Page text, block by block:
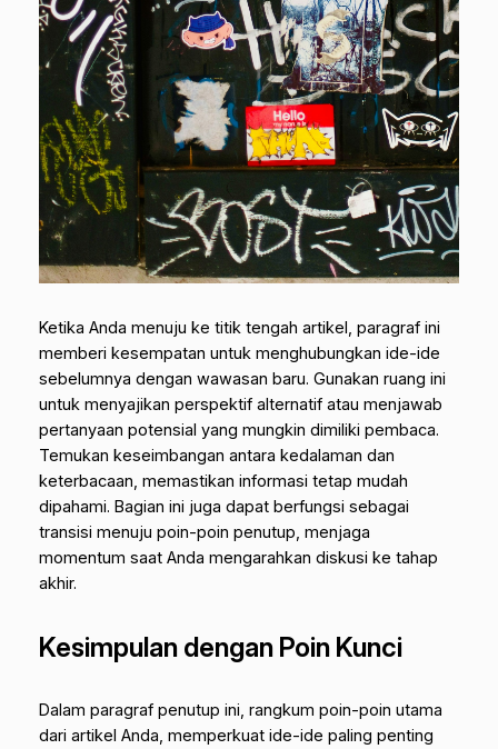
Ketika Anda menuju ke titik tengah artikel, paragraf ini
memberi kesempatan untuk menghubungkan ide-ide
sebelumnya dengan wawasan baru. Gunakan ruang ini
untuk menyajikan perspektif alternatif atau menjawab
pertanyaan potensial yang mungkin dimiliki pembaca.
Temukan keseimbangan antara kedalaman dan
keterbacaan, memastikan informasi tetap mudah
dipahami. Bagian ini juga dapat berfungsi sebagai
transisi menuju poin-poin penutup, menjaga
momentum saat Anda mengarahkan diskusi ke tahap
akhir.
Kesimpulan dengan Poin Kunci
Dalam paragraf penutup ini, rangkum poin-poin utama
dari artikel Anda, memperkuat ide-ide paling penting